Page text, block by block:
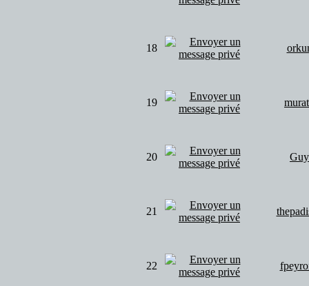
18
19
20 Guy
21
22